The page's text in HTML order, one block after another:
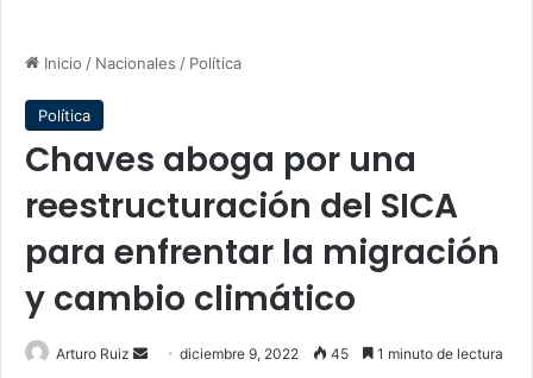
Inicio / Nacionales / Política
Política
Chaves aboga por una
reestructuración del SICA
para enfrentar la migración
y cambio climático
Arturo Ruiz
Senddiciembre 9, 2022 45 1 minuto de lectura